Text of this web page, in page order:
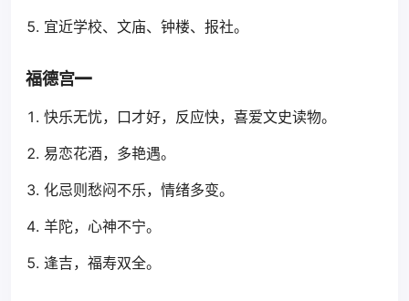
宜近学校、文庙、钟楼、报社。
福德宫━
快乐无忧，口才好，反应快，喜爱文史读物。
易恋花酒，多艳遇。
化忌则愁闷不乐，情绪多变。
羊陀，心神不宁。
逢吉，福寿双全。